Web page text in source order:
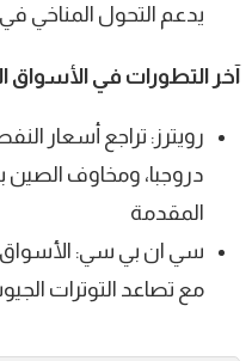
يدعم التحول المناخي في
آخر التطورات في الأسواق
رويترز: تراجع أسعار
دروجبا، ومخاوف الصين
المقدمة
مع تصاعد التوترات